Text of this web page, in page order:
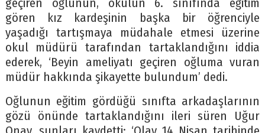
geçiren oğlunun, okulun 6. sınıfında eğitim
gören kız kardeşinin başka bir öğrenciyle
yaşadığı tartışmaya müdahale etmesi üzerine
okul müdürü tarafından tartaklandığını iddia
ederek, ‘Beyin ameliyatı geçiren oğluma vuran
müdür hakkında şikayette bulundum’ dedi.
Oğlunun eğitim gördüğü sınıfta arkadaşlarının
gözü önünde tartaklandığını ileri süren Uğur